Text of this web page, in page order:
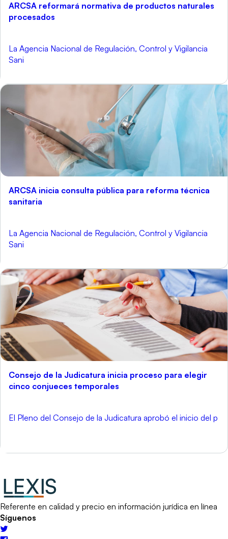
ARCSA reformará normativa de productos naturales
procesados
La Agencia Nacional de Regulación, Control y Vigilancia
Sani
ARCSA inicia consulta pública para reforma técnica
sanitaria
La Agencia Nacional de Regulación, Control y Vigilancia
Sani
Consejo de la Judicatura inicia proceso para elegir
cinco conjueces temporales
El Pleno del Consejo de la Judicatura aprobó el inicio del p
Referente en calidad y precio en información jurídica en línea
Síguenos